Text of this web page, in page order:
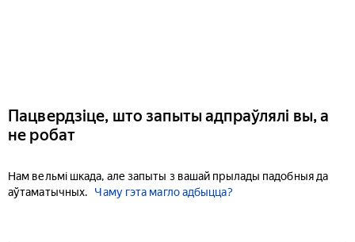
Пацвердзіце, што запыты адпраўлялі вы, а
не робат
Нам вельмі шкада, але запыты з вашай прылады падобныя да
аўтаматычных.
Чаму гэта магло адбыцца?